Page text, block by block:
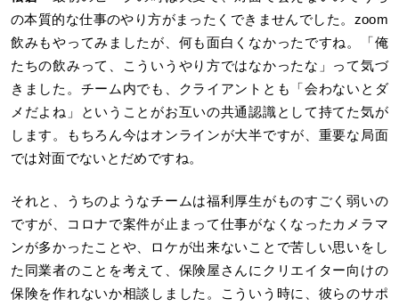
の本質的な仕事のやり方がまったくできませんでした。zoom
飲みもやってみましたが、何も面白くなかったですね。「俺
たちの飲みって、こういうやり方ではなかったな」って気づ
きました。チーム内でも、クライアントとも「会わないとダ
メだよね」ということがお互いの共通認識として持てた気が
します。もちろん今はオンラインが大半ですが、重要な局面
では対面でないとだめですね。
それと、うちのようなチームは福利厚生がものすごく弱いの
ですが、コロナで案件が止まって仕事がなくなったカメラマ
ンが多かったことや、ロケが出来ないことで苦しい思いをし
た同業者のことを考えて、保険屋さんにクリエイター向けの
保険を作れないか相談しました。こういう時に、彼らのサポ